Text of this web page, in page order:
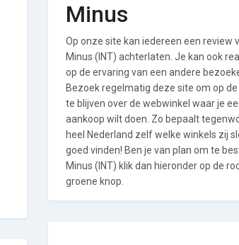
Minus
Op onze site kan iedereen een review
Minus (INT) achterlaten. Je kan ook
op de ervaring van een andere
Bezoek regelmatig deze site om op
te blijven over de webwinkel waar je
aankoop wilt doen. Zo bepaalt
heel Nederland zelf welke winkels zij
goed vinden! Ben je van plan om te
Minus (INT) klik dan hieronder op de
groene knop.